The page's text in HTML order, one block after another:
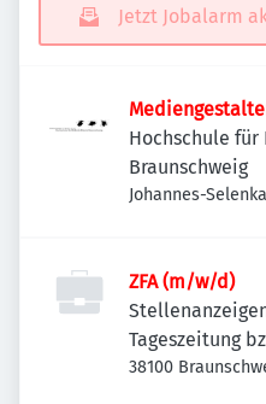
Jetzt Jobalarm
Hochschule
Braunschweig
Johannes-
ZFA (m/w/d)
38100